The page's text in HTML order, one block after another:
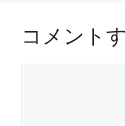
コメント